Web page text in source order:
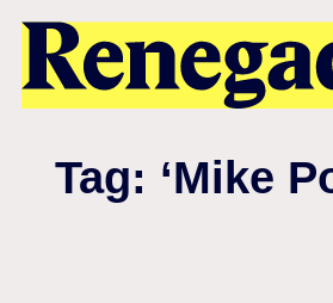
Tag: ‘Mike